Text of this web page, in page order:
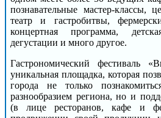
познавательные мастер-классы,
театр и гастробитвы,
концертная программа,
дегустации и много другое.
Гастрономический фестиваль
уникальная площадка, которая
города не только
разнообразием региона, но и
(в лице ресторанов, кафе и